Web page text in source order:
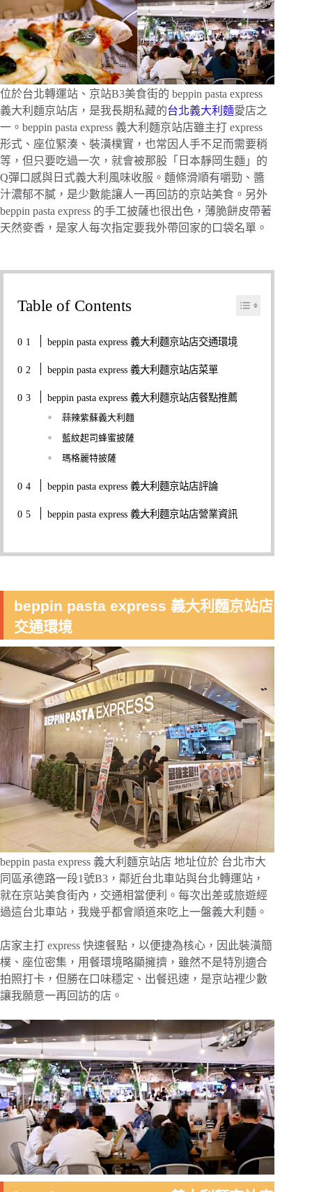
位於台北轉運站、京站B3美食街的 beppin pasta express
義大利麵京站店，是我長期私藏的台北義大利麵愛店之
一。beppin pasta express 義大利麵京站店雖主打 express
形式、座位緊湊、裝潢樸實，也常因人手不足而需要稍
等，但只要吃過一次，就會被那股「日本靜岡生麵」的
Q彈口感與日式義大利風味收服。麵條滑順有嚼勁、醬
汁濃郁不膩，是少數能讓人一再回訪的京站美食。另外
beppin pasta express 的手工披薩也很出色，薄脆餅皮帶著
天然麥香，是家人每次指定要我外帶回家的口袋名單。
Table of Contents
beppin pasta express 義大利麵京站店交通環境
beppin pasta express 義大利麵京站店菜單
beppin pasta express 義大利麵京站店餐點推薦
蒜辣紫蘇義大利麵
藍紋起司蜂蜜披薩
瑪格麗特披薩
beppin pasta express 義大利麵京站店評論
beppin pasta express 義大利麵京站店營業資訊
beppin pasta express 義大利麵京站店
交通環境
beppin pasta express 義大利麵京站店 地址位於 台北市大
同區承德路一段1號B3，鄰近台北車站與台北轉運站，
就在京站美食街內，交通相當便利。每次出差或旅遊經
過這台北車站，我幾乎都會順道來吃上一盤義大利麵。
店家主打 express 快速餐點，以便捷為核心，因此裝潢簡
樸、座位密集，用餐環境略顯擁擠，雖然不是特別適合
拍照打卡，但勝在口味穩定、出餐迅速，是京站裡少數
讓我願意一再回訪的店。